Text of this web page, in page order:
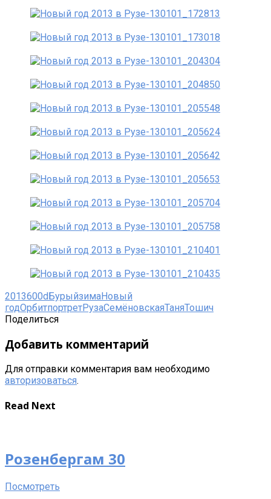
2013600d БурыйзимаНовый
годОрбитпортретРузаСемёновскаяТаняТошич
Поделиться
Добавить комментарий
Для отправки комментария вам необходимо
авторизоваться.
Read Next
Розенбергам 30
Посмотреть